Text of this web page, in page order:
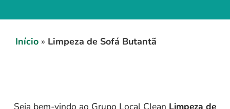
Início » Limpeza de Sofá Butantã
Seja bem-vindo ao Grupo Local Clean Limpeza de